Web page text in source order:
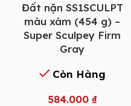
Đất nặn SS1SCULPT
màu xám (454 g) –
Super Sculpey Firm
Gray
Còn Hàng
584.000 ₫